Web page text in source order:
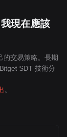
現在應該
的交易策略。長期
SDT 技術分
。